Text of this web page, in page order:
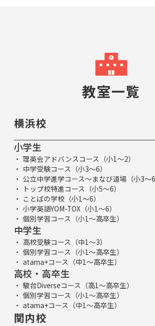
教室一覧
横浜校
小学生
理英会アドバンスコース（小1～2）
中学受験コース（小3～6）
公立中学進学コース～まなび道場（小3～6
トップ校特進コース（小5～6）
ことばの学校（小1～6）
小学英語YOM-TOX（小1～6）
個別学習コース（小1～高卒生）
中学生
高校受験コース（中1～3）
個別学習コース（小1～高卒生）
atama+コース（中1～高卒生）
高校・高卒生
駿台Diverseコース（高1～高卒生）
個別学習コース（小1～高卒生）
atama+コース（中1～高卒生）
関内校